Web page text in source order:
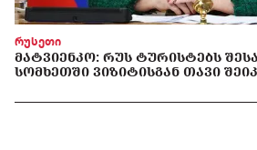
რუსეთი
ᲛᲐᲢᲕᲘᲔᲜᲙᲝ: ᲠᲣᲡ ᲢᲣᲠᲘᲡᲢᲔᲑᲡ
ᲡᲝᲛᲮᲔᲗᲨᲘ ᲕᲘᲖᲘᲢᲘᲡᲒᲐᲜ ᲗᲐᲕᲘ